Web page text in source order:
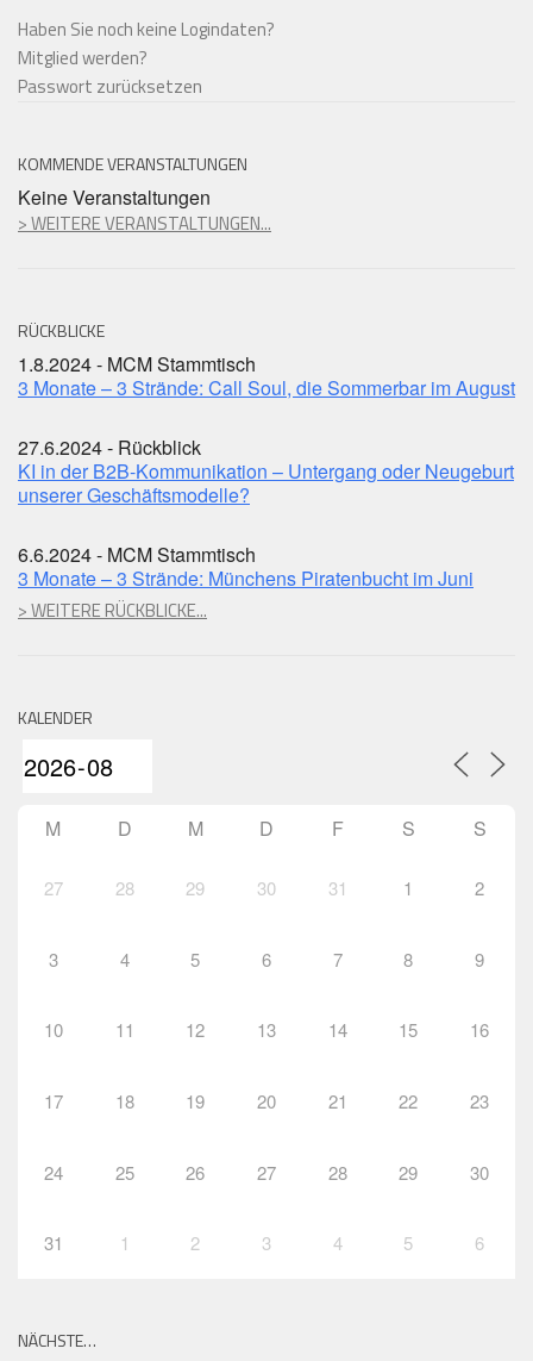
Haben Sie noch keine Logindaten?
Mitglied werden?
Passwort zurücksetzen
KOMMENDE VERANSTALTUNGEN
Keine Veranstaltungen
> WEITERE VERANSTALTUNGEN...
RÜCKBLICKE
1.8.2024 - MCM Stammtisch
3 Monate – 3 Strände: Call Soul, die Sommerbar im August
27.6.2024 - Rückblick
KI in der B2B-Kommunikation – Untergang oder Neugeburt
unserer Geschäftsmodelle?
6.6.2024 - MCM Stammtisch
3 Monate – 3 Strände: Münchens Piratenbucht im Juni
> WEITERE RÜCKBLICKE...
KALENDER
M D M D F S S
27 28 29 30 31 1 2
3 4 5 6 7 8 9
10 11 12 13 14 15 16
17 18 19 20 21 22 23
24 25 26 27 28 29 30
31 1 2 3 4 5 6
NÄCHSTE…